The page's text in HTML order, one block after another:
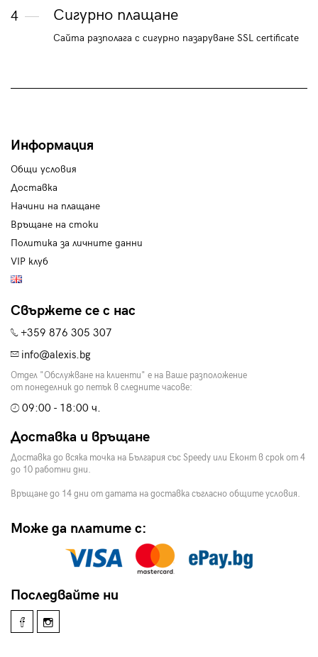
4 Сигурно плащане
Сайта разполага с сигурно пазаруване SSL certificate
Информация
Общи условия
Доставка
Начини на плащане
Връщане на стоки
Политика за личните данни
VIP клуб
Свържете се с нас
+359 876 305 307
info@alexis.bg
Отдел "Обслужване на клиенти" е на Ваше разположение
от понеделник до петък в следните часове:
09:00 - 18:00 ч.
Доставка и връщане
Доставка до всяка точка на България със Speedy или Еконт в срок от 4
до 10 работни дни.
Връщане до 14 дни от датата на доставка съгласно общите условия.
Може да платите с:
Последвайте ни